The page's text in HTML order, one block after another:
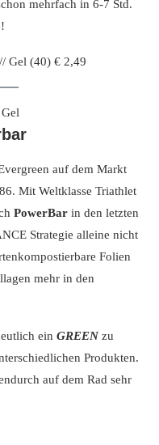
mehrfach in 6-7 Std.
Gel (40) € 2,49
auf dem Markt
Mit Weltklasse Triathlet
PowerBar in den letzten
Strategie alleine nicht
Folien
mehr in den
ein GREENzu
Produkten.
auf dem Rad sehr